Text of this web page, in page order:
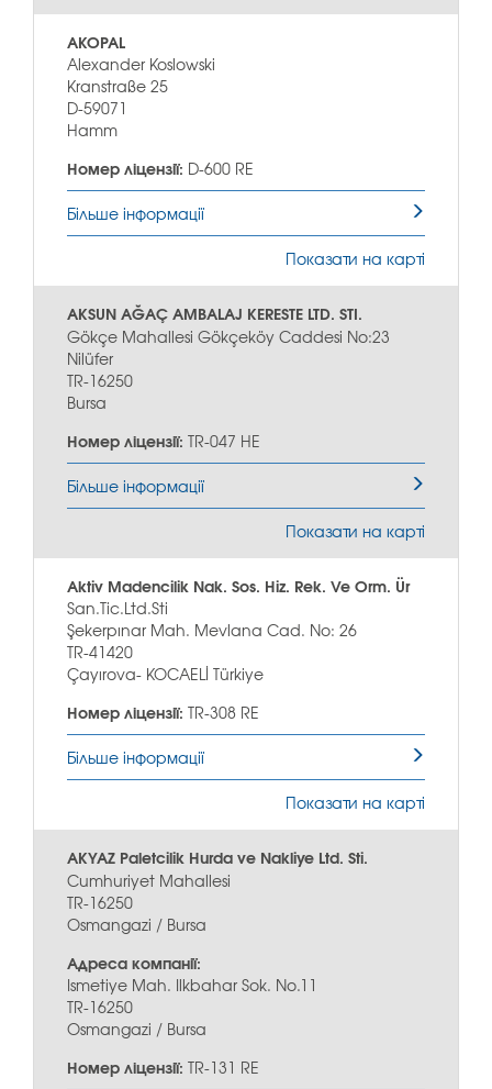
AKOPAL
Alexander Koslowski
Kranstraße 25
D-59071
Hamm
Номер ліцензії: D-600 RE
Більше інформації
Показати на карті
AKSUN AĞAÇ AMBALAJ KERESTE LTD. STI.
Gökçe Mahallesi Gökçeköy Caddesi No:23
Nilüfer
TR-16250
Bursa
Номер ліцензії: TR-047 HE
Більше інформації
Показати на карті
Aktiv Madencilik Nak. Sos. Hiz. Rek. Ve Orm. Ür
San.Tic.Ltd.Sti
Şekerpınar Mah. Mevlana Cad. No: 26
TR-41420
Çayırova- KOCAELİ Türkiye
Номер ліцензії: TR-308 RE
Більше інформації
Показати на карті
AKYAZ Paletcilik Hurda ve Nakliye Ltd. Sti.
Cumhuriyet Mahallesi
TR-16250
Osmangazi / Bursa
Адреса компанії:
Ismetiye Mah. Ilkbahar Sok. No.11
TR-16250
Osmangazi / Bursa
Номер ліцензії: TR-131 RE